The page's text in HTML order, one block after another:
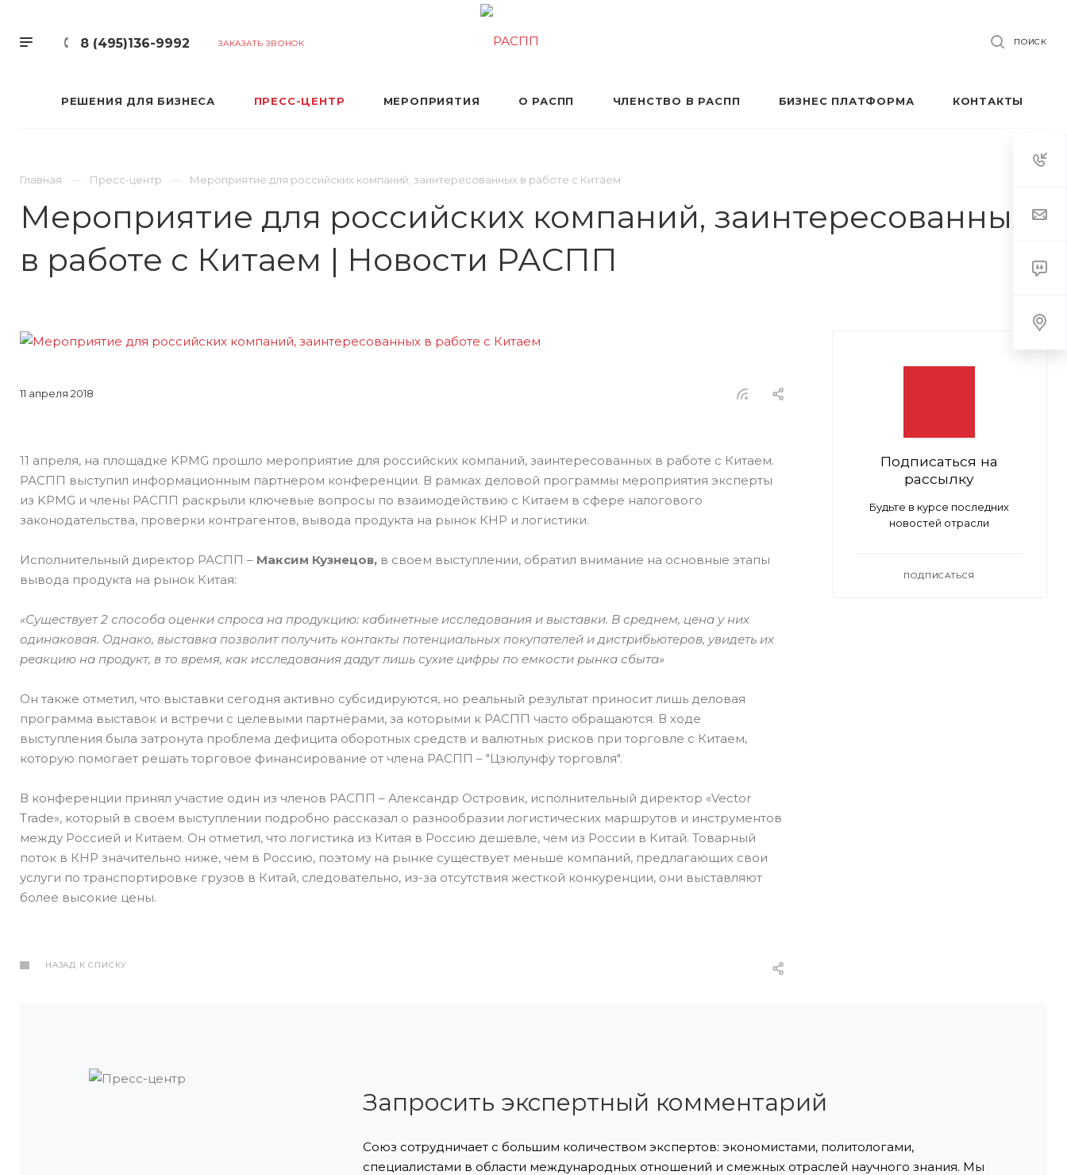
8 (495)136-9992 ЗАКАЗАТЬ ЗВОНОК ПОИСК
РЕШЕНИЯ ДЛЯ БИЗНЕСА ПРЕСС-ЦЕНТР МЕРОПРИЯТИЯ О РАСПП ЧЛЕНСТВО В РАСПП БИЗНЕС ПЛАТФОРМА КОНТАКТЫ
Главная Пресс-центр Мероприятие для российских компаний, заинтересованных в работе с Китаем
Мероприятие для российских компаний, заинтересованных
в работе с Китаем | Новости РАСПП
11 апреля 2018
11 апреля, на площадке KPMG прошло мероприятие для российских компаний, заинтересованных в работе с Китаем.
РАСПП выступил информационным партнером конференции. В рамках деловой программы мероприятия эксперты
из KPMG и члены РАСПП раскрыли ключевые вопросы по взаимодействию с Китаем в сфере налогового
законодательства, проверки контрагентов, вывода продукта на рынок КНР и логистики.
Исполнительный директор РАСПП – Максим Кузнецов, в своем выступлении, обратил внимание на основные этапы
вывода продукта на рынок Китая:
«Существует 2 способа оценки спроса на продукцию: кабинетные исследования и выставки. В среднем, цена у них
одинаковая. Однако, выставка позволит получить контакты потенциальных покупателей и дистрибьютеров, увидеть их
реакцию на продукт, в то время, как исследования дадут лишь сухие цифры по емкости рынка сбыта»
Он также отметил, что выставки сегодня активно субсидируются, но реальный результат приносит лишь деловая
программа выставок и встречи с целевыми партнёрами, за которыми к РАСПП часто обращаются. В ходе
выступления была затронута проблема дефицита оборотных средств и валютных рисков при торговле с Китаем,
которую помогает решать торговое финансирование от члена РАСПП – "Цзюлунфу торговля".
В конференции принял участие один из членов РАСПП – Александр Островик, исполнительный директор «Vector
Trade», который в своем выступлении подробно рассказал о разнообразии логистических маршрутов и инструментов
между Россией и Китаем. Он отметил, что логистика из Китая в Россию дешевле, чем из России в Китай. Товарный
поток в КНР значительно ниже, чем в Россию, поэтому на рынке существует меньше компаний, предлагающих свои
услуги по транспортировке грузов в Китай, следовательно, из-за отсутствия жесткой конкуренции, они выставляют
более высокие цены.
Подписаться на
рассылку
Будьте в курсе последних
новостей отрасли
ПОДПИСАТЬСЯ
НАЗАД К СПИСКУ
Запросить экспертный комментарий
Союз сотрудничает с большим количеством экспертов: экономистами, политологами,
специалистами в области международных отношений и смежных отраслей научного знания. Мы